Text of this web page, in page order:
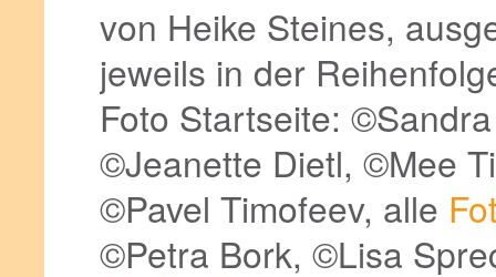
von Heike Steines,
jeweils in der
Foto Startseite:
©Jeanette Dietl, ©Mee
©Pavel Timofeev, alle
©Petra Bork, ©Lisa